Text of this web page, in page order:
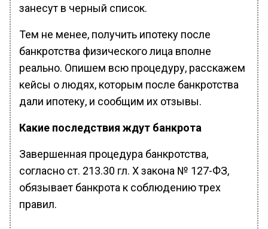
занесут в черный список.
Тем не менее, получить ипотеку после
банкротства физического лица вполне
реально. Опишем всю процедуру, расскажем
кейсы о людях, которым после банкротства
дали ипотеку, и сообщим их отзывы.
Какие последствия ждут банкрота
Завершенная процедура банкротства,
согласно ст. 213.30 гл. X закона № 127-ФЗ,
обязывает банкрота к соблюдению трех
правил.